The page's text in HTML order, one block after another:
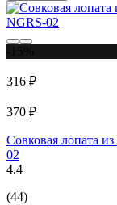
316 ₽
370 ₽
Совковая лопата
02
4.4
(44)